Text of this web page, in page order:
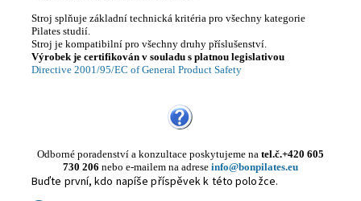
Stroj splňuje základní technická kritéria pro všechny kategorie
Pilates studií.
Stroj je kompatibilní pro všechny druhy příslušenství.
Výrobek je certifikován v souladu s platnou legislativou
Directive 2001/95/EC of General Product Safety
Odborné poradenství a konzultace poskytujeme na tel.č.+420 605
730 206 nebo e-mailem na adrese info@bonpilates.eu
Buďte první, kdo napíše příspěvek k této položce.